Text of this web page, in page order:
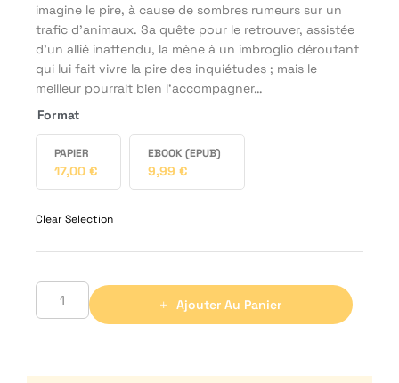
imagine le pire, à cause de sombres rumeurs sur un
trafic d’animaux. Sa quête pour le retrouver, assistée
d’un allié inattendu, la mène à un imbroglio déroutant
qui lui fait vivre la pire des inquiétudes ; mais le
meilleur pourrait bien l’accompagner…
Format
PAPIER
17,00 €
EBOOK (EPUB)
9,99 €
Clear Selection
Ajouter Au Panier